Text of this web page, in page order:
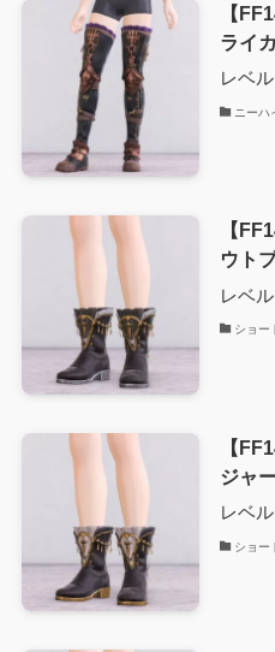
【
ライ
レベ
ニーハ
【
ウト
レベ
ショー
【
ジャ
レベ
ショー